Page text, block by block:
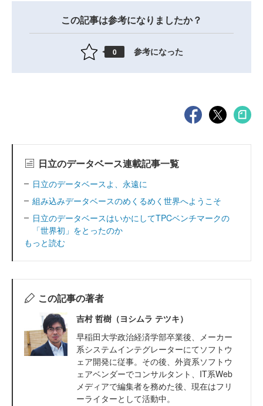
この記事は参考になりましたか？
0 参考になった
日立のデータベース連載記事一覧
日立のデータベースよ、永遠に
組み込みデータベースのめくるめく世界へようこそ
日立のデータベースはいかにしてTPCベンチマークの
「世界初」をとったのか
もっと読む
この記事の著者
吉村 哲樹（ヨシムラ テツキ）
早稲田大学政治経済学部卒業後、メーカー
系システムインテグレーターにてソフトウ
ェア開発に従事。その後、外資系ソフトウ
ェアベンダーでコンサルタント、IT系Web
メディアで編集者を務めた後、現在はフリ
ーライターとして活動中。